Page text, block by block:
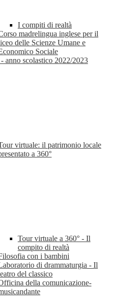
I compiti di realtà
madrelingua inglese per il
delle Scienze Umane e
Sociale
anno scolastico 2022/2023
virtuale: il patrimonio locale
a 360°
Tour virtuale a 360° - Il
compito di realtà
con i bambini
di drammaturgia - Il
del classico
della comunicazione-